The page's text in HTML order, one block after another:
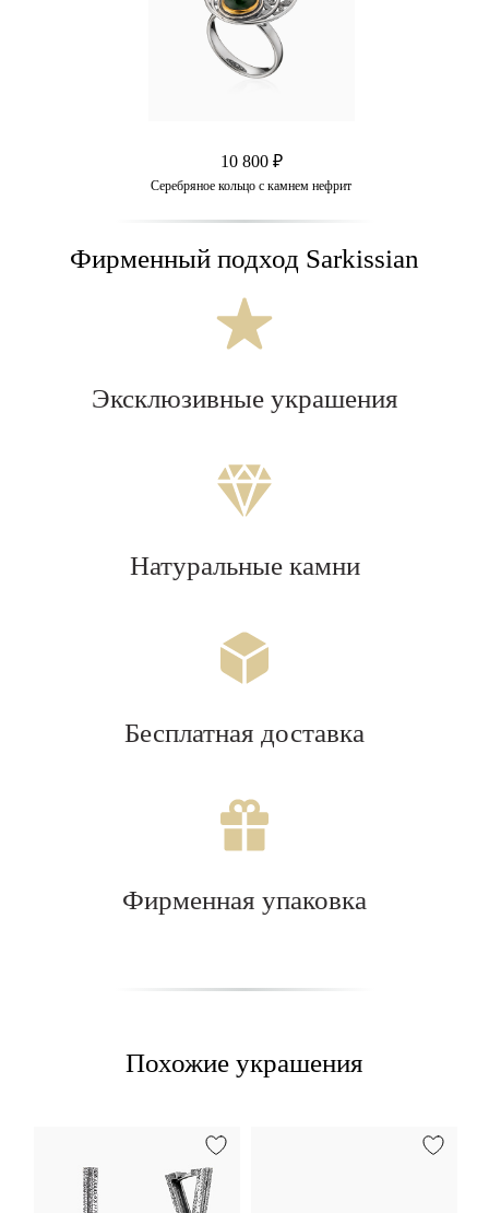
10 800 ₽
Серебряное кольцо с камнем нефрит
Фирменный подход Sarkissian
Эксклюзивные украшения
Натуральные камни
Бесплатная доставка
Фирменная упаковка
Похожие украшения